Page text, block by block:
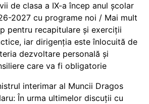
de clasa a IX-a încep anul școlar
2027 cu programe noi / Mai mult
pentru recapitulare și exerciții
iar dirigenția este înlocuită de
dezvoltare personală și
care va fi obligatorie
interimar al Muncii Dragos
În urma ultimelor discuții cu